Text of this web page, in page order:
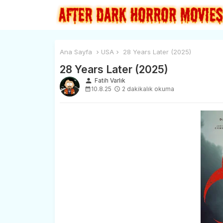
Ana Sayfa USA 28 Years Later (2025)
28 Years Later (2025)
person Fatih Varlık
10.8.25
2 dakikalık okuma